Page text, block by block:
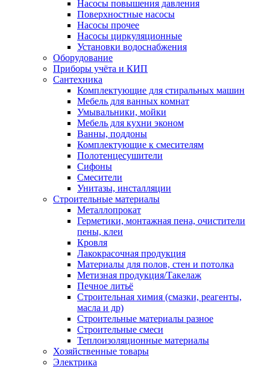
Насосы повышения давления
Поверхностные насосы
Насосы прочее
Насосы циркуляционные
Установки водоснабжения
Оборудование
Приборы учёта и КИП
Сантехника
Комплектующие для стиральных машин
Мебель для ванных комнат
Умывальники, мойки
Мебель для кухни эконом
Ванны, поддоны
Комплектующие к смесителям
Полотенцесушители
Сифоны
Смесители
Унитазы, инсталляции
Строительные материалы
Металлопрокат
Герметики, монтажная пена, очистители
пены, клеи
Кровля
Лакокрасочная продукция
Материалы для полов, стен и потолка
Метизная продукция/Такелаж
Печное литьё
Строительная химия (смазки, реагенты,
масла и др)
Строительные материалы разное
Строительные смеси
Теплоизоляционные материалы
Хозяйственные товары
Электрика